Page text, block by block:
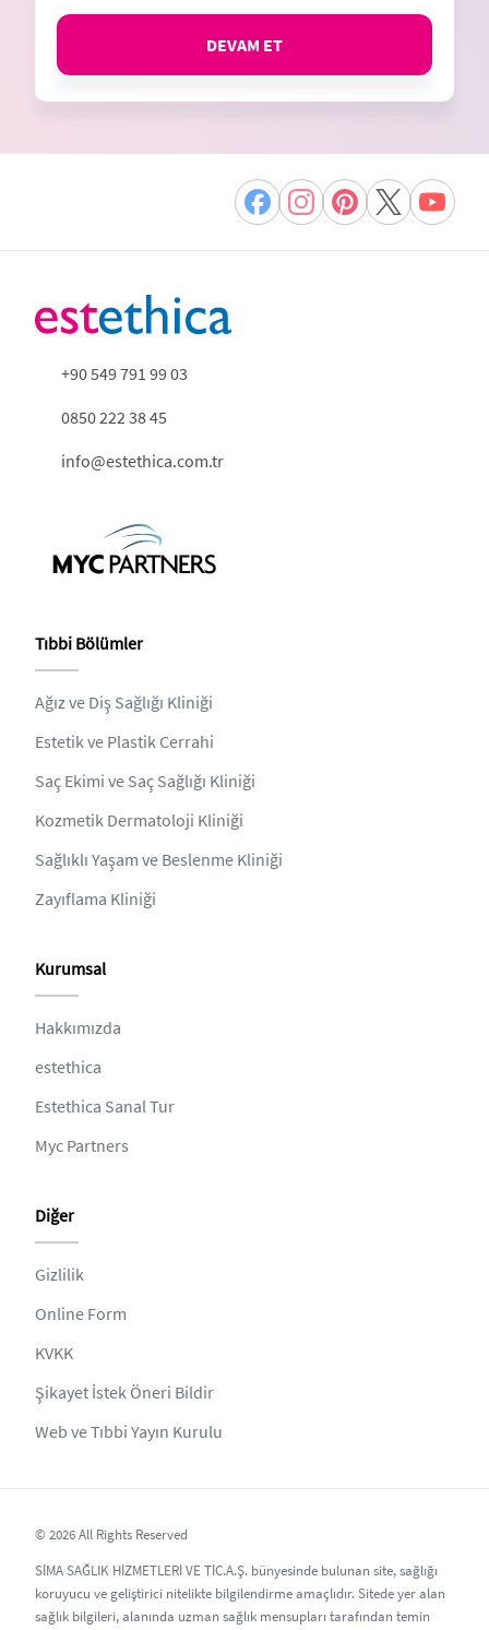
DEVAM ET
+90 549 791 99 03
0850 222 38 45
info@estethica.com.tr
Tıbbi Bölümler
Ağız ve Diş Sağlığı Kliniği
Estetik ve Plastik Cerrahi
Saç Ekimi ve Saç Sağlığı Kliniği
Kozmetik Dermatoloji Kliniği
Sağlıklı Yaşam ve Beslenme Kliniği
Zayıflama Kliniği
Kurumsal
Hakkımızda
estethica
Estethica Sanal Tur
Myc Partners
Diğer
Gizlilik
Online Form
KVKK
Şikayet İstek Öneri Bildir
Web ve Tıbbi Yayın Kurulu
© 2026 All Rights Reserved
SİMA SAĞLIK HİZMETLERİ VE TİC.A.Ş. bünyesinde bulunan site, sağlığı
koruyucu ve geliştirici nitelikte bilgilendirme amaçlıdır. Sitede yer alan
sağlık bilgileri, alanında uzman sağlık mensupları tarafından temin